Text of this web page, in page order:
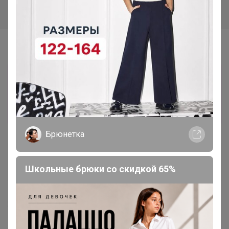
Информация о заказах доступна
лишь членам клуба
Показать
Артемида
Бронзовый организатор
22 апреля, 2021 09:12
Брюнетка
Школьные брюки со скидкой 65%